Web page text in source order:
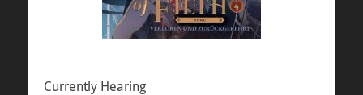
Currently Hearing